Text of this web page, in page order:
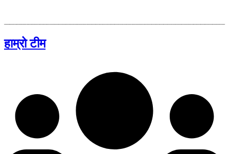
हाम्रो टीम